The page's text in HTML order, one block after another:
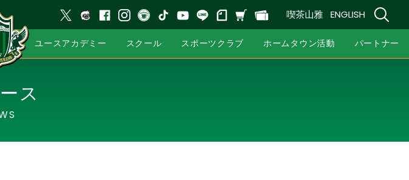
喫茶山雅 ENGLISH
ユースアカデミー スクール スポーツクラブ ホームタウン活動 パートナー
ス